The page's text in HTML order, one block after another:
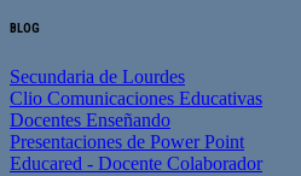
BLOG
Secundaria de Lourdes
Clio Comunicaciones Educativas
Docentes Enseñando
Presentaciones de Power Point
Educared - Docente Colaborador